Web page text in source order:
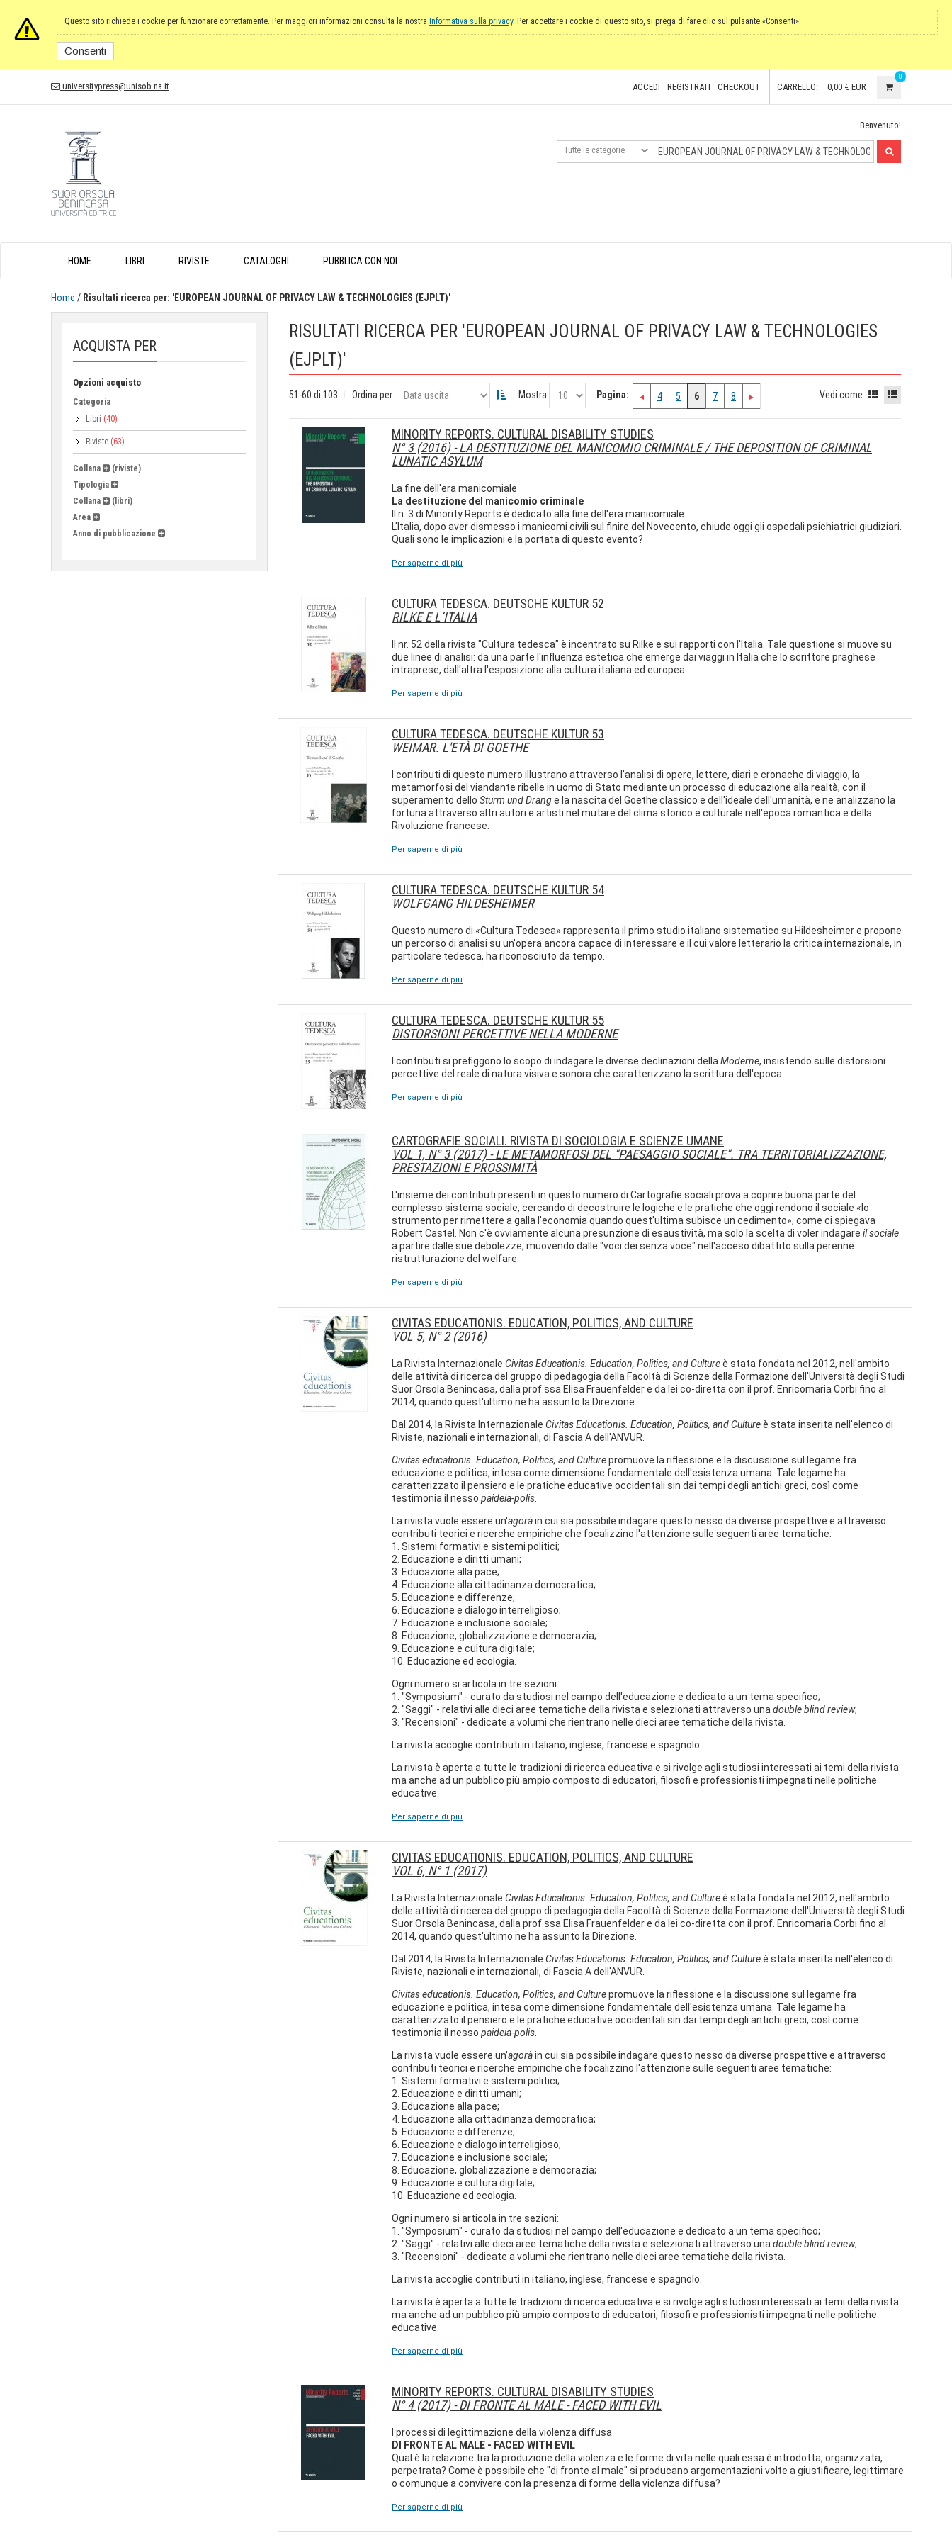
Questo sito richiede i cookie per funzionare correttamente. Per maggiori informazioni consulta la nostra Informativa sulla privacy. Per accettare i cookie di questo sito, si prega di fare clic sul pulsante «Consenti».
Consenti
universitypress@unisob.na.it ACCEDI REGISTRATI CHECKOUT CARRELLO: 0,00 € EUR
0
Benvenuto!
HOME LIBRI RIVISTE CATALOGHI PUBBLICA CON NOI
Home / Risultati ricerca per: 'EUROPEAN JOURNAL OF PRIVACY LAW & TECHNOLOGIES (EJPLT)'
ACQUISTA PER
Opzioni acquisto
Categoria
Libri (40)
Riviste (63)
Collana
(riviste)
Tipologia
Collana
(libri)
Area
Anno di pubblicazione
RISULTATI RICERCA PER 'EUROPEAN JOURNAL OF PRIVACY LAW & TECHNOLOGIES
(EJPLT)'
51-60 di 103 Ordina per Mostra Vedi come
Pagina: 4 5 6 7 8
MINORITY REPORTS. CULTURAL DISABILITY STUDIES
N° 3 (2016) - LA DESTITUZIONE DEL MANICOMIO CRIMINALE / THE DEPOSITION OF CRIMINAL
LUNATIC ASYLUM
La fine dell'era manicomiale
La destituzione del manicomio criminale
Il n. 3 di Minority Reports è dedicato alla fine dell'era manicomiale.
L'Italia, dopo aver dismesso i manicomi civili sul finire del Novecento, chiude oggi gli ospedali psichiatrici giudiziari.
Quali sono le implicazioni e la portata di questo evento?
Per saperne di più
CULTURA TEDESCA. DEUTSCHE KULTUR 52
RILKE E L’ITALIA
Il nr. 52 della rivista "Cultura tedesca" è incentrato su Rilke e sui rapporti con l'Italia. Tale questione si muove su
due linee di analisi: da una parte l'influenza estetica che emerge dai viaggi in Italia che lo scrittore praghese
intraprese, dall'altra l'esposizione alla cultura italiana ed europea.
Per saperne di più
CULTURA TEDESCA. DEUTSCHE KULTUR 53
WEIMAR. L'ETÀ DI GOETHE
I contributi di questo numero illustrano attraverso l'analisi di opere, lettere, diari e cronache di viaggio, la
metamorfosi del viandante ribelle in uomo di Stato mediante un processo di educazione alla realtà, con il
superamento dello Sturm und Drange la nascita del Goethe classico e dell'ideale dell'umanità, e ne analizzano la
fortuna attraverso altri autori e artisti nel mutare del clima storico e culturale nell'epoca romantica e della
Rivoluzione francese.
Per saperne di più
CULTURA TEDESCA. DEUTSCHE KULTUR 54
WOLFGANG HILDESHEIMER
Questo numero di «Cultura Tedesca» rappresenta il primo studio italiano sistematico su Hildesheimer e propone
un percorso di analisi su un'opera ancora capace di interessare e il cui valore letterario la critica internazionale, in
particolare tedesca, ha riconosciuto da tempo.
Per saperne di più
CULTURA TEDESCA. DEUTSCHE KULTUR 55
DISTORSIONI PERCETTIVE NELLA MODERNE
I contributi si prefiggono lo scopo di indagare le diverse declinazioni della Moderne, insistendo sulle distorsioni
percettive del reale di natura visiva e sonora che caratterizzano la scrittura dell'epoca.
Per saperne di più
CARTOGRAFIE SOCIALI. RIVISTA DI SOCIOLOGIA E SCIENZE UMANE
VOL 1, N° 3 (2017) -LE METAMORFOSI DEL "PAESAGGIO SOCIALE". TRA TERRITORIALIZZAZIONE,
PRESTAZIONI E PROSSIMITÀ
L'insieme dei contributi presenti in questo numero di Cartografie sociali prova a coprire buona parte del
complesso sistema sociale, cercando di decostruire le logiche e le pratiche che oggi rendono il sociale «lo
strumento per rimettere a galla l'economia quando quest'ultima subisce un cedimento», come ci spiegava
Robert Castel. Non c'è ovviamente alcuna presunzione di esaustività, ma solo la scelta di voler indagare il sociale
a partire dalle sue debolezze, muovendo dalle "voci dei senza voce" nell'acceso dibattito sulla perenne
ristrutturazione del welfare.
Per saperne di più
CIVITAS EDUCATIONIS. EDUCATION, POLITICS, AND CULTURE
VOL 5, N° 2 (2016)
La Rivista Internazionale Civitas Educationis. Education, Politics, and Cultureè stata fondata nel 2012, nell'ambito
delle attività di ricerca del gruppo di pedagogia della Facoltà di Scienze della Formazione dell'Università degli Studi
Suor Orsola Benincasa, dalla prof.ssa Elisa Frauenfelder e da lei co-diretta con il prof. Enricomaria Corbi fino al
2014, quando quest'ultimo ne ha assunto la Direzione.
Dal 2014, la Rivista Internazionale Civitas Educationis. Education, Politics, and Cultureè stata inserita nell'elenco di
Riviste, nazionali e internazionali, di Fascia A dell'ANVUR.
Civitas educationis. Education, Politics, and Culturepromuove la riflessione e la discussione sul legame fra
educazione e politica, intesa come dimensione fondamentale dell'esistenza umana. Tale legame ha
caratterizzato il pensiero e le pratiche educative occidentali sin dai tempi degli antichi greci, così come
testimonia il nesso paideia-polis
La rivista vuole essere un'agoràin cui sia possibile indagare questo nesso da diverse prospettive e attraverso
contributi teorici e ricerche empiriche che focalizzino l'attenzione sulle seguenti aree tematiche:
1. Sistemi formativi e sistemi politici;
2. Educazione e diritti umani;
3. Educazione alla pace;
4. Educazione alla cittadinanza democratica;
5. Educazione e differenze;
6. Educazione e dialogo interreligioso;
7. Educazione e inclusione sociale;
8. Educazione, globalizzazione e democrazia;
9. Educazione e cultura digitale;
10. Educazione ed ecologia.
Ogni numero si articola in tre sezioni:
1. "Symposium" - curato da studiosi nel campo dell'educazione e dedicato a un tema specifico;
2. "Saggi" - relativi alle dieci aree tematiche della rivista e selezionati attraverso una double blind review;
3. "Recensioni" - dedicate a volumi che rientrano nelle dieci aree tematiche della rivista.
La rivista accoglie contributi in italiano, inglese, francese e spagnolo.
La rivista è aperta a tutte le tradizioni di ricerca educativa e si rivolge agli studiosi interessati ai temi della rivista
ma anche ad un pubblico più ampio composto di educatori, filosofi e professionisti impegnati nelle politiche
educative.
Per saperne di più
CIVITAS EDUCATIONIS. EDUCATION, POLITICS, AND CULTURE
VOL 6, N° 1 (2017)
La Rivista Internazionale Civitas Educationis. Education, Politics, and Cultureè stata fondata nel 2012, nell'ambito
delle attività di ricerca del gruppo di pedagogia della Facoltà di Scienze della Formazione dell'Università degli Studi
Suor Orsola Benincasa, dalla prof.ssa Elisa Frauenfelder e da lei co-diretta con il prof. Enricomaria Corbi fino al
2014, quando quest'ultimo ne ha assunto la Direzione.
Dal 2014, la Rivista Internazionale Civitas Educationis. Education, Politics, and Cultureè stata inserita nell'elenco di
Riviste, nazionali e internazionali, di Fascia A dell'ANVUR.
Civitas educationis. Education, Politics, and Culturepromuove la riflessione e la discussione sul legame fra
educazione e politica, intesa come dimensione fondamentale dell'esistenza umana. Tale legame ha
caratterizzato il pensiero e le pratiche educative occidentali sin dai tempi degli antichi greci, così come
testimonia il nesso paideia-polis
La rivista vuole essere un'agoràin cui sia possibile indagare questo nesso da diverse prospettive e attraverso
contributi teorici e ricerche empiriche che focalizzino l'attenzione sulle seguenti aree tematiche:
1. Sistemi formativi e sistemi politici;
2. Educazione e diritti umani;
3. Educazione alla pace;
4. Educazione alla cittadinanza democratica;
5. Educazione e differenze;
6. Educazione e dialogo interreligioso;
7. Educazione e inclusione sociale;
8. Educazione, globalizzazione e democrazia;
9. Educazione e cultura digitale;
10. Educazione ed ecologia.
Ogni numero si articola in tre sezioni:
1. "Symposium" - curato da studiosi nel campo dell'educazione e dedicato a un tema specifico;
2. "Saggi" - relativi alle dieci aree tematiche della rivista e selezionati attraverso una double blind review;
3. "Recensioni" - dedicate a volumi che rientrano nelle dieci aree tematiche della rivista.
La rivista accoglie contributi in italiano, inglese, francese e spagnolo.
La rivista è aperta a tutte le tradizioni di ricerca educativa e si rivolge agli studiosi interessati ai temi della rivista
ma anche ad un pubblico più ampio composto di educatori, filosofi e professionisti impegnati nelle politiche
educative.
Per saperne di più
MINORITY REPORTS. CULTURAL DISABILITY STUDIES
N° 4 (2017) - DI FRONTE AL MALE - FACED WITH EVIL
I processi di legittimazione della violenza diffusa
DI FRONTE AL MALE - FACED WITH EVIL
Qual è la relazione tra la produzione della violenza e le forme di vita nelle quali essa è introdotta, organizzata,
perpetrata? Come è possibile che "di fronte al male" si producano argomentazioni volte a giustificare, legittimare
o comunque a convivere con la presenza di forme della violenza diffusa?
Per saperne di più